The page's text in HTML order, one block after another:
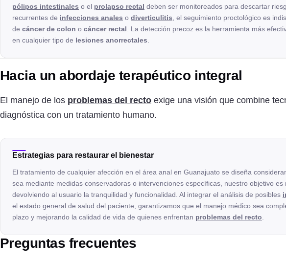
pólipos intestinales o el prolapso rectal deben ser monitoreados para descartar
recurrentes de infecciones anales o diverticulitis , el seguimiento proctológico es
de cáncer de colon o cáncer rectal . La detección precoz es la herramienta más
en cualquier tipo de lesiones anorrectales
Hacia un abordaje terapéutico integral
El manejo de los problemas del recto exige una visión que combine
diagnóstica con un tratamiento humano.
Estrategias para restaurar el bienestar
El tratamiento de cualquier afección en el área anal en Guanajuato se diseña
sea mediante medidas conservadoras o intervenciones específicas, nuestro objetivo es
devolviendo al usuario la tranquilidad y funcionalidad. Al integrar el análisis de posibles
el estado general de salud del paciente, garantizamos que el manejo médico sea
plazo y mejorando la calidad de vida de quienes enfrentan problemas del recto
Preguntas frecuentes